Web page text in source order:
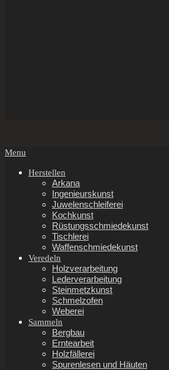
Secondary
Menu
Menu
Herstellen
Arkana
Ingenieurskunst
Juwelenschleiferei
Kochkunst
Rüstungsschmiedekunst
Tischlerei
Waffenschmiedekunst
Veredeln
Holzverarbeitung
Lederverarbeitung
Steinmetzkunst
Schmelzofen
Weberei
Sammeln
Bergbau
Erntearbeit
Holzfällerei
Spurenlesen und Häuten